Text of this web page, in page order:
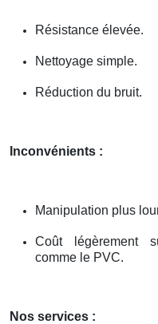
Résistance élevée.
Nettoyage simple.
Réduction du bruit.
Inconvénients :
Manipulation plus
Coût légèrement
comme le PVC.
Nos services :